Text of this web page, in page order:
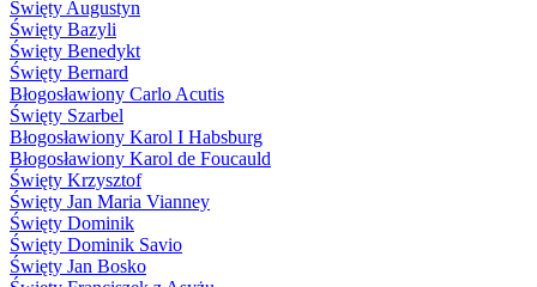
Święty Augustyn
Święty Bazyli
Święty Benedykt
Święty Bernard
Błogosławiony Carlo Acutis
Święty Szarbel
Błogosławiony Karol I Habsburg
Błogosławiony Karol de Foucauld
Święty Krzysztof
Święty Jan Maria Vianney
Święty Dominik
Święty Dominik Savio
Święty Jan Bosko